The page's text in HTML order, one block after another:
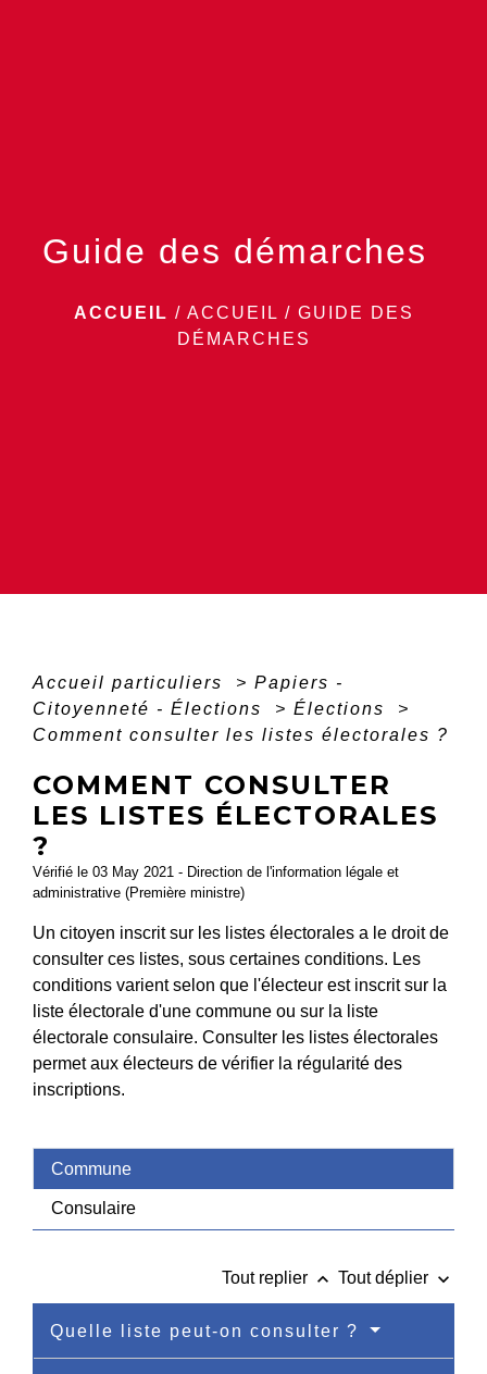
Guide des démarches
ACCUEIL / ACCUEIL / GUIDE DES
DÉMARCHES
Accueil particuliers > Papiers -
Citoyenneté - Élections
> Élections
>
Comment consulter les listes électorales ?
COMMENT CONSULTER
LES LISTES ÉLECTORALES
?
Vérifié le 03 May 2021 - Direction de l'information légale et
administrative (Première ministre)
Un citoyen inscrit sur les listes électorales a le droit de
consulter ces listes, sous certaines conditions. Les
conditions varient selon que l'électeur est inscrit sur la
liste électorale d'une commune ou sur la liste
électorale consulaire. Consulter les listes électorales
permet aux électeurs de vérifier la régularité des
inscriptions.
Commune
Consulaire
Tout replier keyboard_arrow_up Tout déplier keyboard_arrow_down
Quelle liste peut-on consulter ?